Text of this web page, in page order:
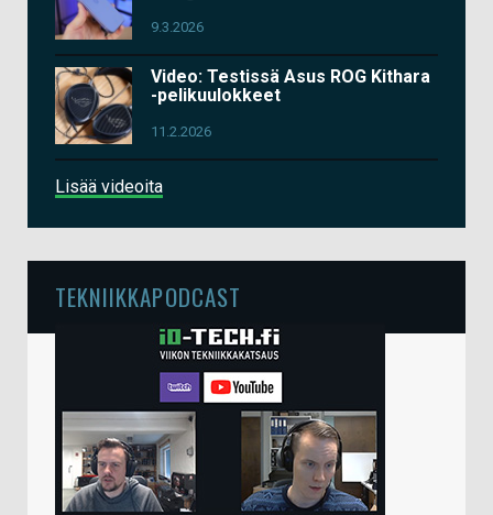
9.3.2026
Video: Testissä Asus ROG Kithara
-pelikuulokkeet
11.2.2026
Lisää videoita
TEKNIIKKAPODCAST